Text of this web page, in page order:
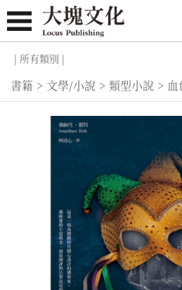
| 所有類別 |
書籍 > 文學/小說 > 類型小說 >